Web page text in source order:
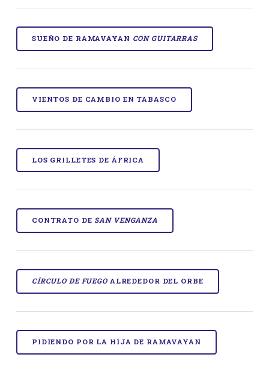
SUEÑO DE RAMAVAYAN CON GUITARRAS
VIENTOS DE CAMBIO EN TABASCO
LOS GRILLETES DE ÁFRICA
CONTRATO DE SAN VENGANZA
CÍRCULO DE FUEGOALREDEDOR DEL ORBE
PIDIENDO POR LA HIJA DE RAMAVAYAN